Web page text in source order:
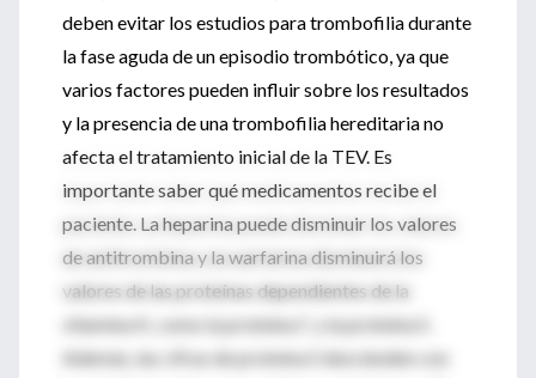
deben evitar los estudios para trombofilia durante
la fase aguda de un episodio trombótico, ya que
varios factores pueden influir sobre los resultados
y la presencia de una trombofilia hereditaria no
afecta el tratamiento inicial de la TEV. Es
importante saber qué medicamentos recibe el
paciente. La heparina puede disminuir los valores
de antitrombina y la warfarina disminuirá los
valores de las proteínas dependientes de la
vitamina K, como la proteína C y la proteína S.
Además, las cifras de proteína S descienden con